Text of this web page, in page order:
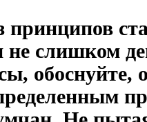
принципов
не слишком
обоснуйте,